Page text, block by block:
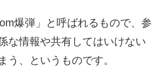
爆弾」と呼ばれるもので、参
な情報や共有してはいけない
う、というものです。